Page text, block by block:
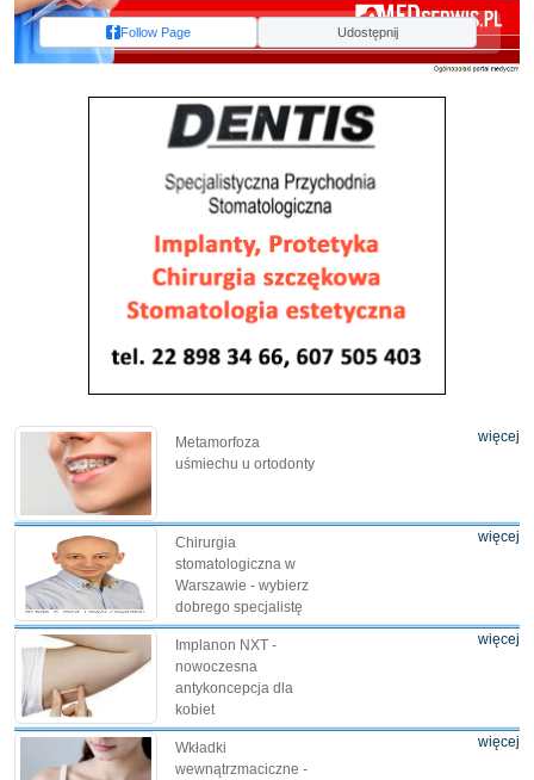
Follow Page Udostępnij
Metamorfoza
uśmiechu u ortodonty
więcej
Chirurgia
stomatologiczna w
Warszawie - wybierz
dobrego specjalistę
więcej
Implanon NXT -
nowoczesna
antykoncepcja dla
kobiet
więcej
Wkładki
wewnątrzmaciczne -
więcej